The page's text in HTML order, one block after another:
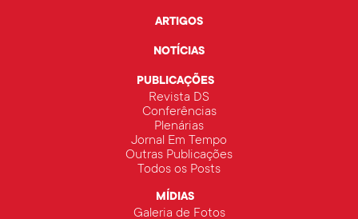
ARTIGOS
NOTÍCIAS
PUBLICAÇÕES
Revista DS
Conferências
Plenárias
Jornal Em Tempo
Outras Publicações
Todos os Posts
MÍDIAS
Galeria de Fotos